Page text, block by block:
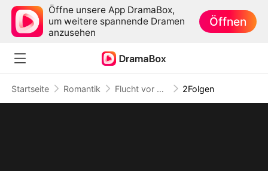
Öffne unsere App DramaBox,
um weitere spannende Dramen
anzusehen
Öffnen
Startseite Romantik Flucht vor der Liebe 2Folgen